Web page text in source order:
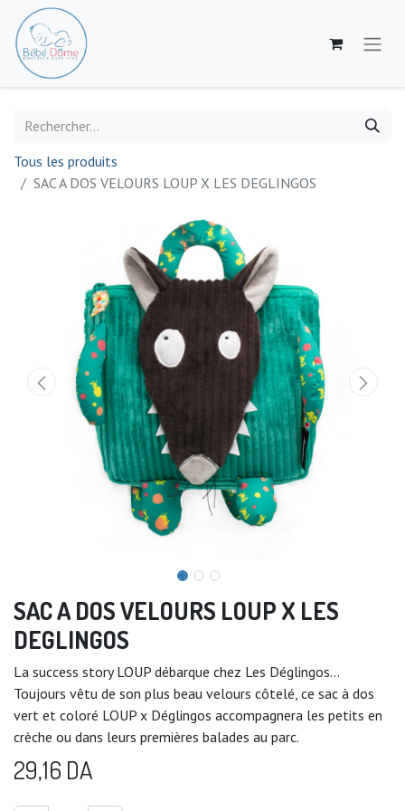
Tous les produits
SAC A DOS VELOURS LOUP X LES DEGLINGOS
SAC A DOS VELOURS LOUP X LES
DEGLINGOS
La success story LOUP débarque chez Les Déglingos...
Toujours vêtu de son plus beau velours côtelé, ce sac à dos
vert et coloré LOUP x Déglingos accompagnera les petits en
crèche ou dans leurs premières balades au parc.
29,16 DA